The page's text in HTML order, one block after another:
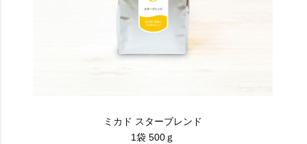
ミカド スターブレンド
1袋 500ｇ